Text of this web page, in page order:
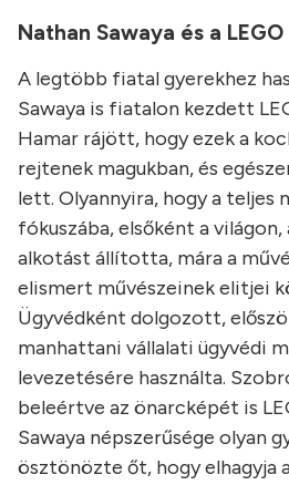
Nathan Sawaya és a LEGO
A legtöbb fiatal gyerekhez
Sawaya is fiatalon kezdett
Hamar rájött, hogy ezek a
rejtenek magukban, és
lett. Olyannyira, hogy a teljes
fókuszába, elsőként a
alkotást állította, mára a
elismert művészeinek elitjei
Ügyvédként dolgozott,
manhattani vállalati ügyvédi
levezetésére használta.
beleértve az önarcképét is
Sawaya népszerűsége olyan
ösztönözte őt, hogy elhagyja